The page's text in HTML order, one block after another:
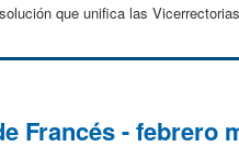
que unifica las
Francés - febrero